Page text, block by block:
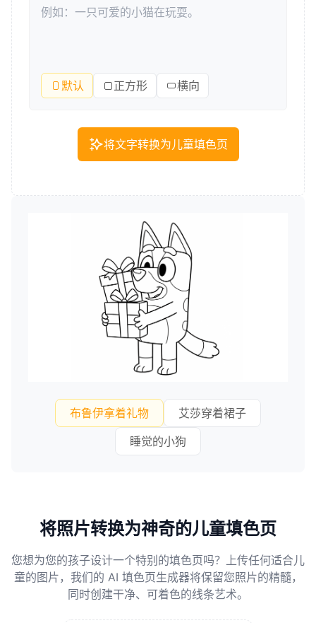
布鲁伊拿着礼物
艾莎穿着裙子
睡觉的小狗
默认 正方形 横向
将文字转换为儿童填色页
将照片转换为神奇的儿童填色页
您想为您的孩子设计一个特别的填色页吗？上传任何适合儿
童的图片，我们的 AI 填色页生成器将保留您照片的精髓，
同时创建干净、可着色的线条艺术。